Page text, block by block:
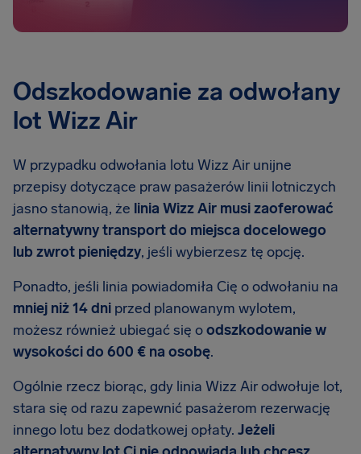
Odszkodowanie za odwołany
lot Wizz Air
W przypadku odwołania lotu Wizz Air unijne
przepisy dotyczące praw pasażerów linii lotniczych
jasno stanowią, że linia Wizz Air musi zaoferować
alternatywny transport do miejsca docelowego
lub zwrot pieniędzy, jeśli wybierzesz tę opcję.
Ponadto, jeśli linia powiadomiła Cię o odwołaniu na
mniej niż 14 dni przed planowanym wylotem,
możesz również ubiegać się oodszkodowanie w
wysokości do 600 € na osobę.
Ogólnie rzecz biorąc, gdy linia Wizz Air odwołuje lot,
stara się od razu zapewnić pasażerom rezerwację
innego lotu bez dodatkowej opłaty. Jeżeli